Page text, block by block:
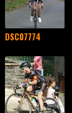
DSC07774